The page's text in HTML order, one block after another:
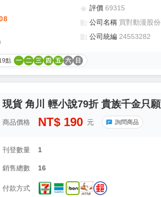
評價 69315
公司名稱 買對動漫股
公司統編 24553282
點 一 二 三 四 五 六 日
現貨 角川 輕小說79折 貴族千金只
商品價格 NT$ 190 元 詢問商品
刊登數量 1
銷售總數 16
付款方式